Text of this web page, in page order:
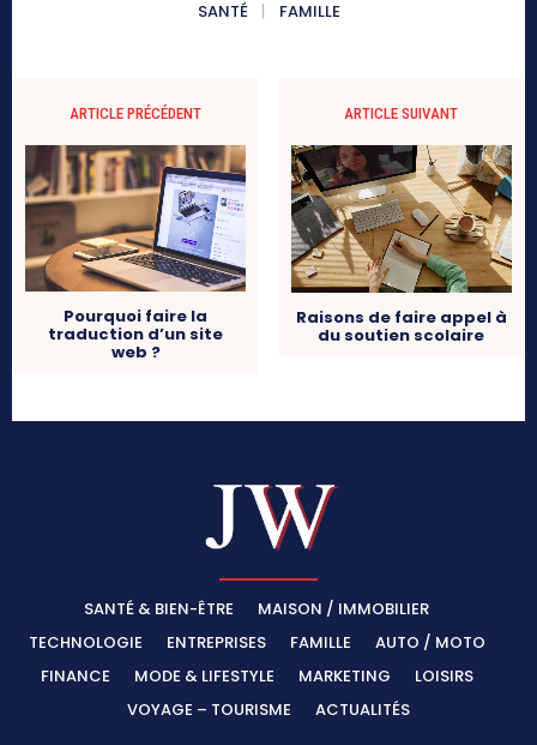
SANTÉ
FAMILLE
ARTICLE PRÉCÉDENT
Pourquoi faire la
traduction d’un site
web ?
ARTICLE SUIVANT
Raisons de faire appel à
du soutien scolaire
SANTÉ & BIEN-ÊTRE
MAISON / IMMOBILIER
TECHNOLOGIE
ENTREPRISES FAMILLE
AUTO / MOTO
FINANCE
MODE & LIFESTYLE MARKETING
LOISIRS
VOYAGE – TOURISME
ACTUALITÉS